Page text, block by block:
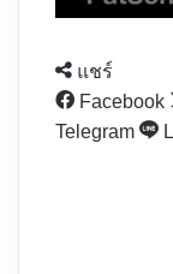
แชร์
Facebook
Telegram